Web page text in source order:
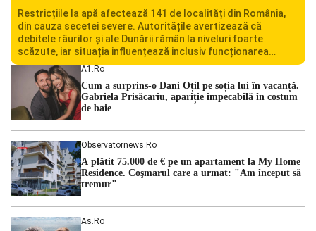
Restricțiile la apă afectează 141 de localități din România,
din cauza secetei severe. Autoritățile avertizează că
debitele râurilor și ale Dunării rămân la niveluri foarte
scăzute, iar situația influențează inclusiv funcționarea
Centralei Nucleare de la Cernavodă. România se confruntă
cu una dintre cele mai dificile perioade din punct de vedere
hidrologic din ultimii ani. Lipsa […]
A1.ro
Cum a surprins-o Dani Oțil pe soția lui în vacanță.
Gabriela Prisăcariu, apariție impecabilă în costum
de baie
Observatornews.ro
A plătit 75.000 de € pe un apartament la My Home
Residence. Coşmarul care a urmat: "Am început să
tremur"
As.ro